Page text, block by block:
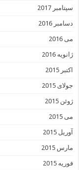
سپتامبر 2017
دسامبر 2016
می 2016
ژانویه 2016
اکتبر 2015
جولای 2015
ژوئن 2015
می 2015
آوریل 2015
مارس 2015
فوریه 2015